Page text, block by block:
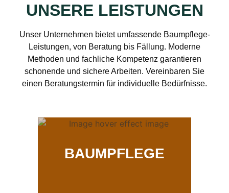
UNSERE LEISTUNGEN
Unser Unternehmen bietet umfassende Baumpflege-
Leistungen, von Beratung bis Fällung. Moderne
Methoden und fachliche Kompetenz garantieren
schonende und sichere Arbeiten. Vereinbaren Sie
einen Beratungstermin für individuelle Bedürfnisse.
BAUMPFLEGE